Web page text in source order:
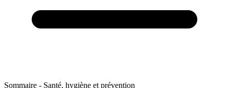
Sommaire - Santé, hygiène et prévention